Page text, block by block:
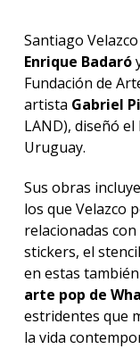
Santiago
Enrique Badaró
Fundación de
artista Gabriel
LAND), diseñó
Uruguay.
Sus obras
los que Velazco
relacionadas con
stickers, el
en estas
arte pop de
estridentes que
la vida